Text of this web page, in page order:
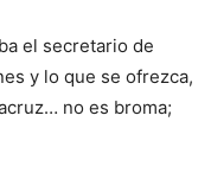
el secretario de
y lo que se ofrezca,
no es broma;